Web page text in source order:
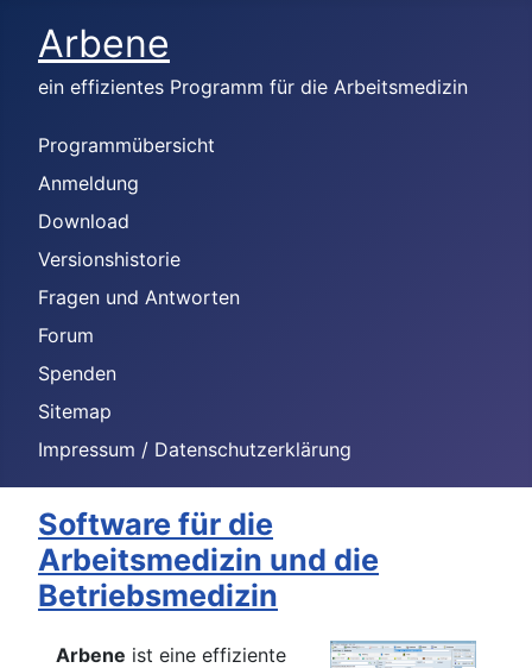
Arbene
ein effizientes Programm für die Arbeitsmedizin
Programmübersicht
Anmeldung
Download
Versionshistorie
Fragen und Antworten
Forum
Spenden
Sitemap
Impressum / Datenschutzerklärung
Software für die
Arbeitsmedizin und die
Betriebsmedizin
Arbene ist eine effiziente